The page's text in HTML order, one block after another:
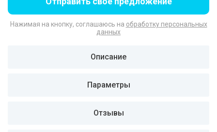
Нажимая на кнопку, соглашаюсь на обработку персональных
данных
Описание
Параметры
Отзывы